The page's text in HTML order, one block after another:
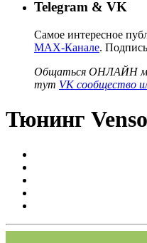
Telegram & VK
Самое интересное
MAX-Канале.
Общаться ОНЛАЙН
тут VK сообщество
Тюнинг